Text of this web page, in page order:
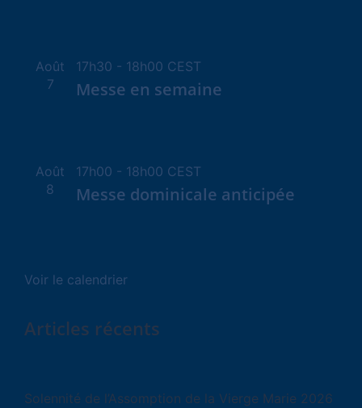
Août
7
17h30 - 18h00 CEST
Messe en semaine
Août
8
17h00 - 18h00 CEST
Messe dominicale anticipée
Voir le calendrier
Articles récents
Solennité de l’Assomption de la Vierge Marie 2026